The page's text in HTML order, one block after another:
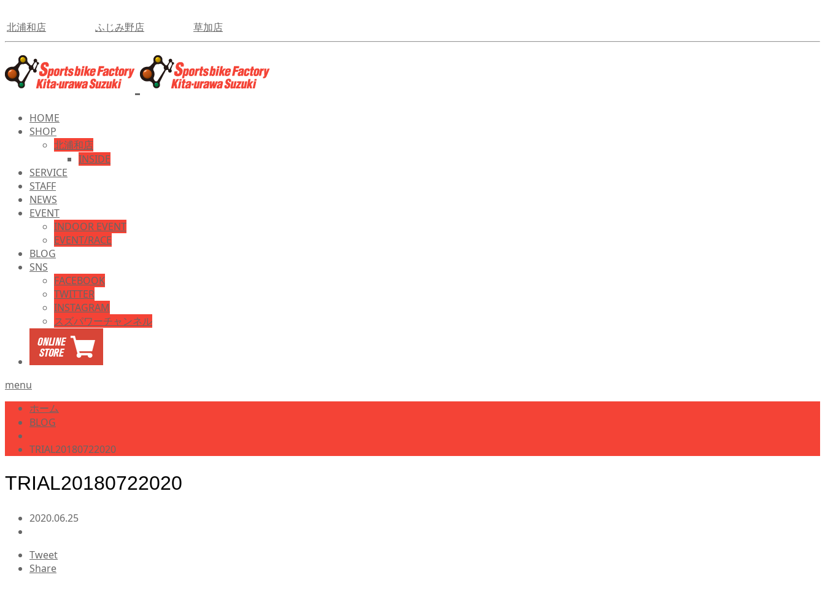
北浦和店 ふじみ野店 草加店
HOME
SHOP
北浦和店
INSIDE
SERVICE
STAFF
NEWS
EVENT
INDOOR EVENT
EVENT/RACE
BLOG
SNS
FACEBOOK
TWITTER
INSTAGRAM
スズパワーチャンネル
menu
ホーム
BLOG
TRIAL20180722020
TRIAL20180722020
2020.06.25
Tweet
Share